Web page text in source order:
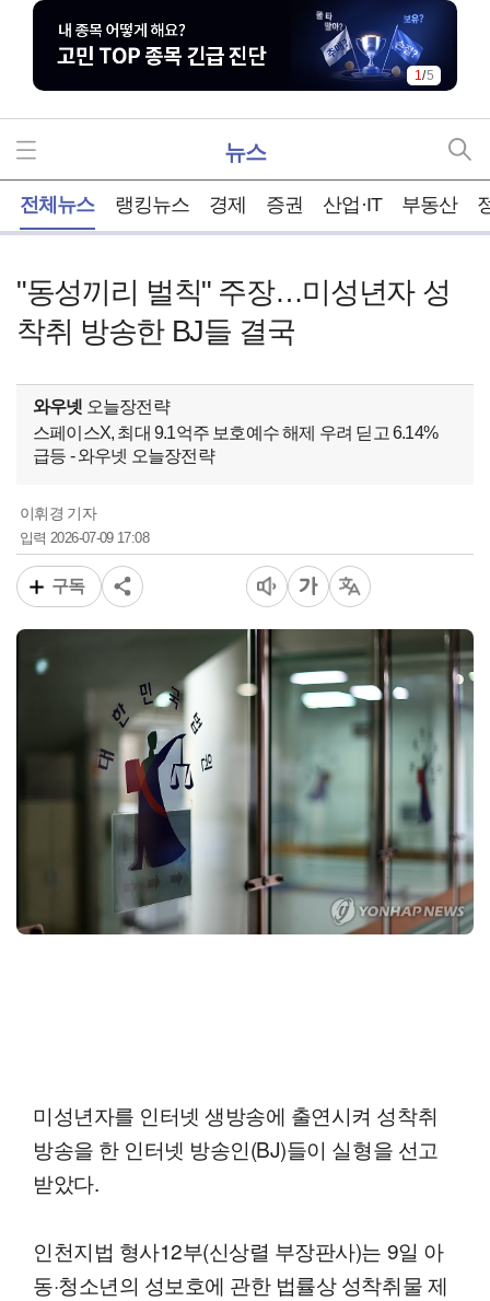
1/5
뉴스
전체뉴스 랭킹뉴스 경제 증권 산업·IT 부동산
"동성끼리 벌칙" 주장…미성년자 성
착취 방송한 BJ들 결국
와우넷 오늘장전략
스페이스X, 최대 9.1억주 보호예수 해제 우려 딛고 6.14%
급등 - 와우넷 오늘장전략
이휘경 기자
입력2026-07-09 17:08
구독
미성년자를 인터넷 생방송에 출연시켜 성착취
방송을 한 인터넷 방송인(BJ)들이 실형을 선고
받았다.
인천지법 형사12부(신상렬 부장판사)는 9일 아
동·청소년의 성보호에 관한 법률상 성착취물 제